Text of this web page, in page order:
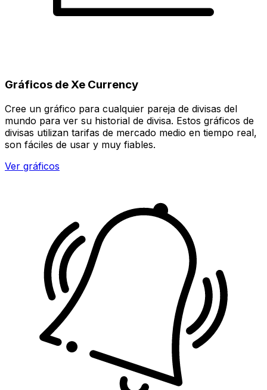
Gráficos de Xe Currency
Cree un gráfico para cualquier pareja de divisas del
mundo para ver su historial de divisa. Estos gráficos de
divisas utilizan tarifas de mercado medio en tiempo real,
son fáciles de usar y muy fiables.
Ver gráficos